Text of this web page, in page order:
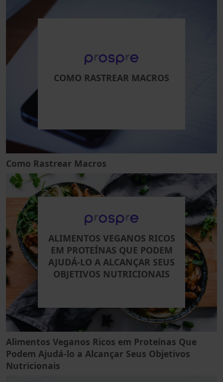
COMO RASTREAR MACROS
Como Rastrear Macros
ALIMENTOS VEGANOS RICOS
EM PROTEÍNAS QUE PODEM
AJUDÁ-LO A ALCANÇAR SEUS
OBJETIVOS NUTRICIONAIS
Alimentos Veganos Ricos em Proteínas Que
Podem Ajudá-lo a Alcançar Seus Objetivos
Nutricionais